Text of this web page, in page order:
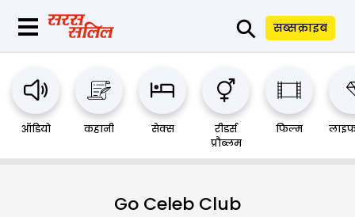
⚲ सब्सक्राइब
ऑडियो कहानी सेक्स
रीडर्स
प्रौब्लम
फिल्म
Go Celeb Club